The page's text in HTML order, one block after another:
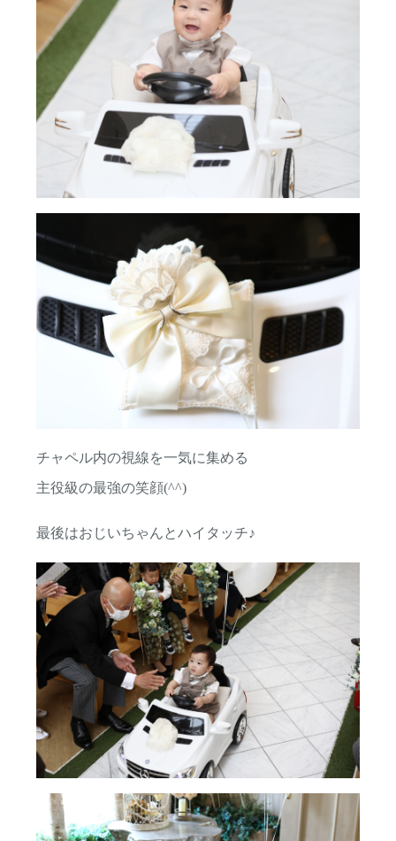
ご予約・お問い合わせ
ブライダルフェア予約
Reservation
ご来館予約
Reservation
Download
お問い合わせ
Contact
0748-38-5345
火曜日・水曜日定休(祝日営業)
滋賀 結婚式場 ヴィラ・アンジェリカ近江八幡
チャペル内の視線を一気に集める
主役級の最強の笑顔(^^)
最後はおじいちゃんとハイタッチ♪